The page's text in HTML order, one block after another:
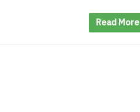
Read More